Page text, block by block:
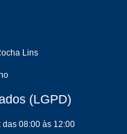
Lins
(LGPD)
08:00 às 12:00